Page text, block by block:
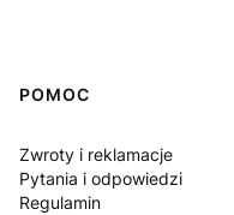
Linki w stopce
POMOC
Zwroty i reklamacje
Pytania i odpowiedzi
Regulamin